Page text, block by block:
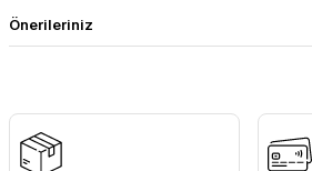
Önerileriniz